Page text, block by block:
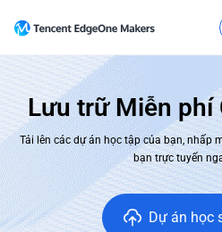
Lưu trữ Miễn phí
Tải lên các dự án học tập của bạn, nhấp
bạn trực tuyến
Dự án học